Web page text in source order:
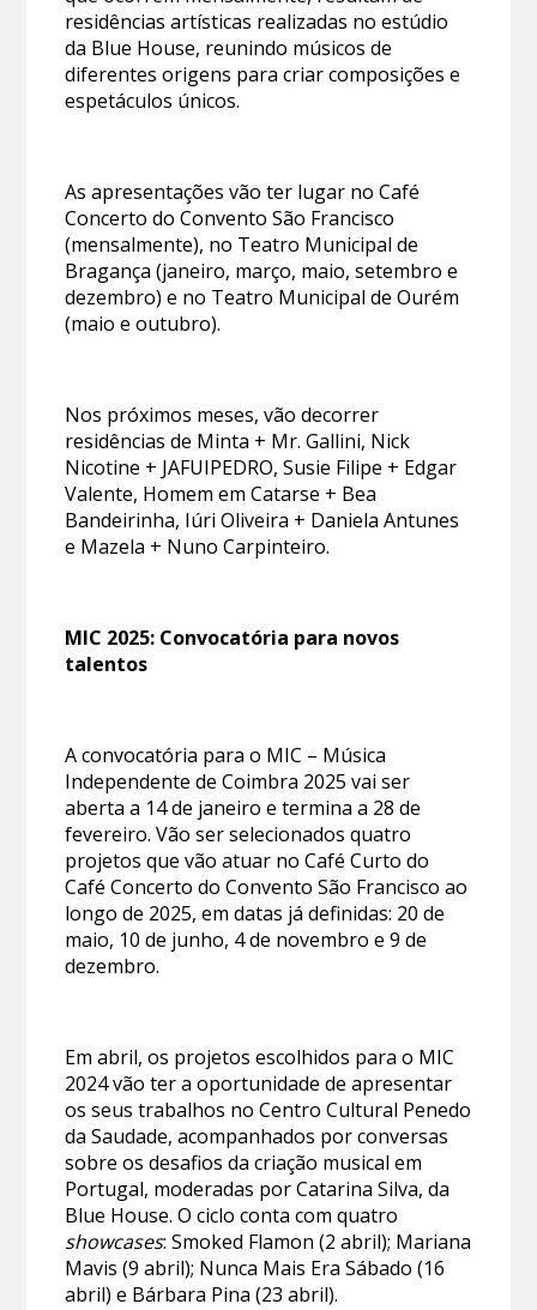
residências artísticas realizadas no estúdio
da Blue House, reunindo músicos de
diferentes origens para criar composições e
espetáculos únicos.
As apresentações vão ter lugar no Café
Concerto do Convento São Francisco
(mensalmente), no Teatro Municipal de
Bragança (janeiro, março, maio, setembro e
dezembro) e no Teatro Municipal de Ourém
(maio e outubro).
Nos próximos meses, vão decorrer
residências de Minta + Mr. Gallini, Nick
Nicotine + JAFUIPEDRO, Susie Filipe + Edgar
Valente, Homem em Catarse + Bea
Bandeirinha, Iúri Oliveira + Daniela Antunes
e Mazela + Nuno Carpinteiro.
MIC 2025: Convocatória para novos
talentos
A convocatória para o MIC – Música
Independente de Coimbra 2025 vai ser
aberta a 14 de janeiro e termina a 28 de
fevereiro. Vão ser selecionados quatro
projetos que vão atuar no Café Curto do
Café Concerto do Convento São Francisco ao
longo de 2025, em datas já definidas: 20 de
maio, 10 de junho, 4 de novembro e 9 de
dezembro.
Em abril, os projetos escolhidos para o MIC
2024 vão ter a oportunidade de apresentar
os seus trabalhos no Centro Cultural Penedo
da Saudade, acompanhados por conversas
sobre os desafios da criação musical em
Portugal, moderadas por Catarina Silva, da
Blue House. O ciclo conta com quatro
showcases: Smoked Flamon (2 abril); Mariana
Mavis (9 abril); Nunca Mais Era Sábado (16
abril) e Bárbara Pina (23 abril).